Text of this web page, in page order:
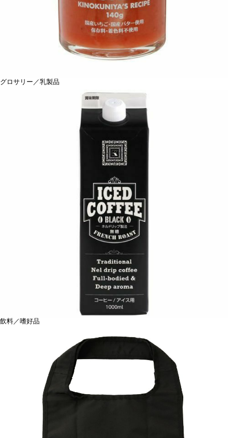
グロサリー／乳製品
飲料／嗜好品